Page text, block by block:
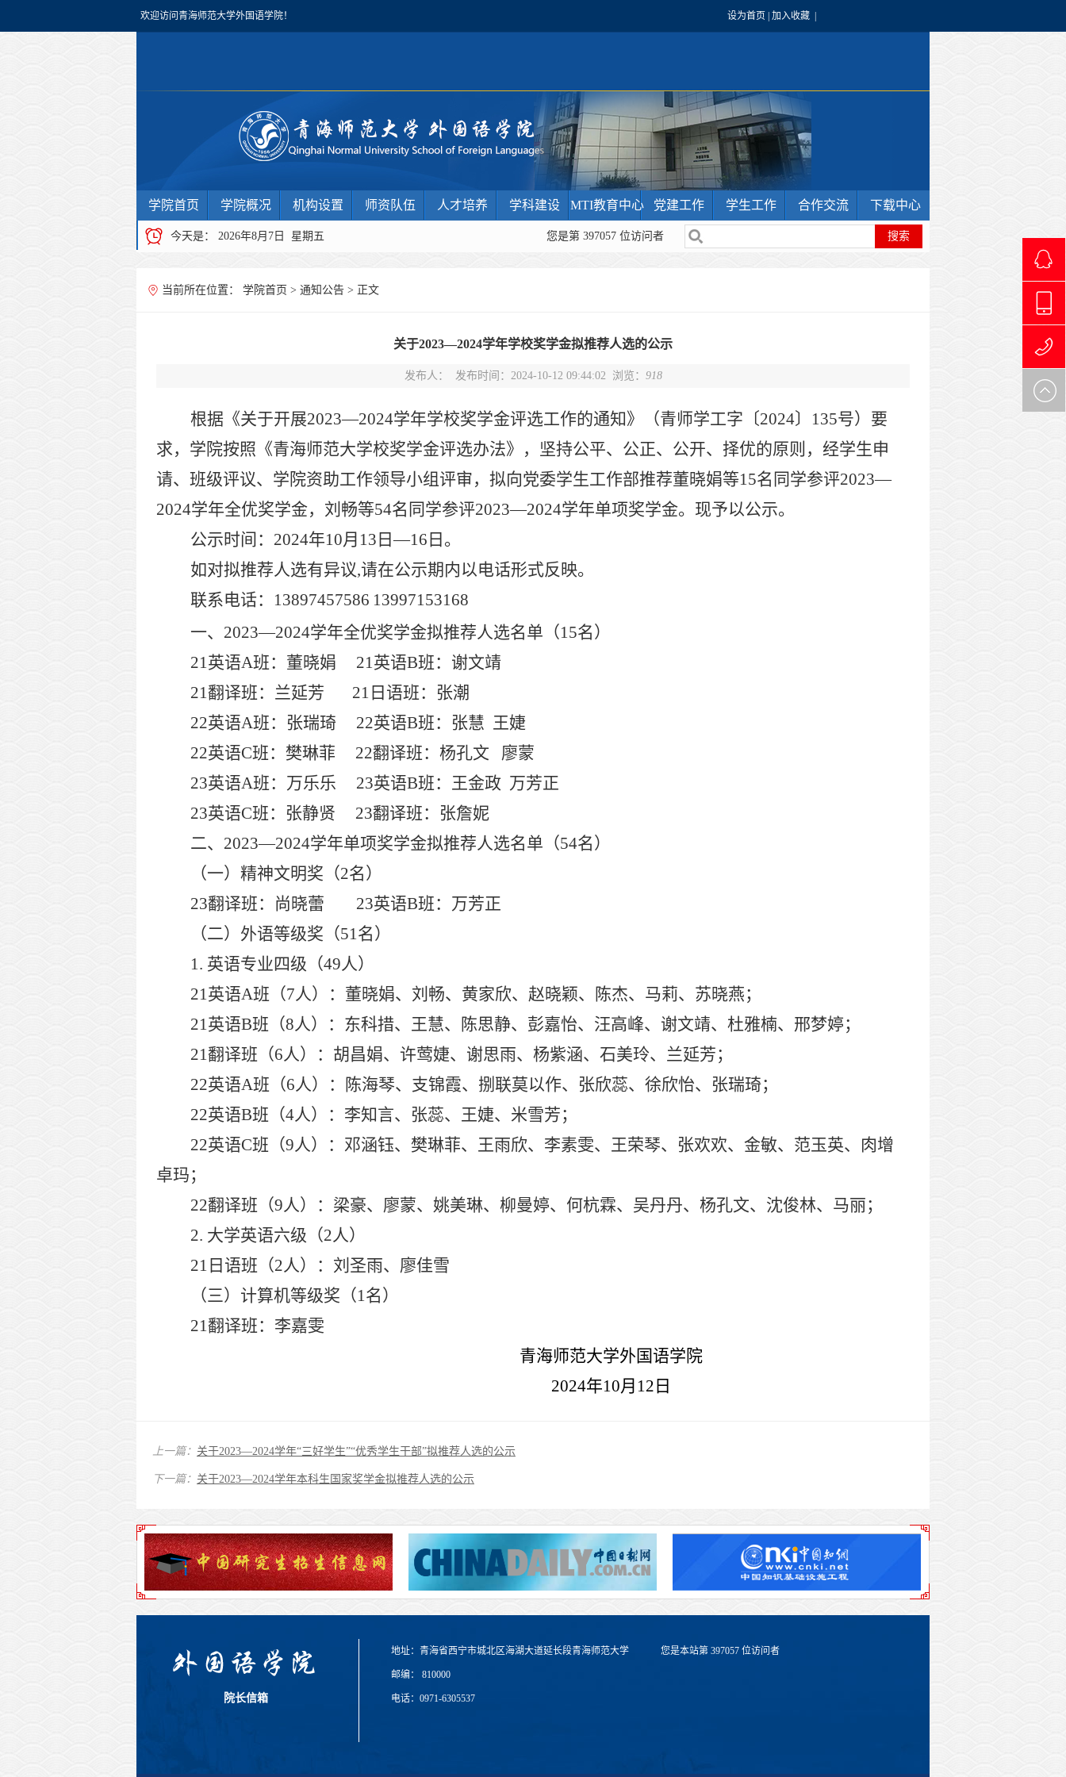
欢迎访问青海师范大学外国语学院！ 设为首页 加入收藏
学院首页 学院概况 机构设置 师资队伍 人才培养 学科建设 MTI教育中心 党建工作 学生工作 合作交流 下载中心
今天是： 2026年8月7日 星期五 您是第 397057 位访问者
当前所在位置： 学院首页 > 通知公告 > 正文
关于2023—2024学年学校奖学金拟推荐人选的公示
发布人： 发布时间：2024-10-12 09:44:02 浏览： 918
根据《关于开展2023—2024学年学校奖学金评选工作的通知》 （青师学工字〔2024〕 135号） 要
求，学院按照 《青海师范大学校奖学金评选办法》，坚持公平、公正、公开、择优的原则， 经学生申
请、 班级评议、学院资助工作领导小组评审， 拟向党委学生工作部推荐董晓娟等15名同学参评2023—
2024学年全优奖学金，刘畅等54名同学参评2023—2024学年单项奖学金。 现予以公示。
公示时间： 2024年10月 13 日—16 日。
如对拟推荐人选有异议,请在公示期内以电话形式反映。
联系电话： 13897457586 13997153168
一、 2023—2024学年全优奖学金拟推荐人选名单（15名）
21英语A班：董晓娟 21英语B班：谢文靖
21翻译班：兰延芳 21 日语班：张潮
22英语A班：张瑞琦 22英语B班：张慧 王婕
22英语C班：樊琳菲 22翻译班：杨孔文 廖蒙
23英语A班：万乐乐 23英语B班：王金政 万芳正
23英语C班：张静贤 23翻译班：张詹妮
二、 2023—2024学年单项奖学金拟推荐人选名单（54名）
（一）精神文明奖（2名）
23翻译班：尚晓蕾 23英语B班：万芳正
（二）外语等级奖（51名）
1. 英语专业四级（49人）
21英语A班（7人）：董晓娟、刘畅、黄家欣、赵晓颖、陈杰、马莉、苏晓燕；
21英语B班（8人）：东科措、王慧、陈思静、彭嘉怡、汪高峰、谢文靖、杜雅楠、邢梦婷；
21翻译班（6人）：胡昌娟、许莺婕、谢思雨、杨紫涵、石美玲、兰延芳；
22英语A班（6人）：陈海琴、支锦霞、捌联莫以作、张欣蕊、徐欣怡、张瑞琦；
22英语B班（4人）：李知言、张蕊、王婕、米雪芳；
22英语C班（9人）：邓涵钰、樊琳菲、王雨欣、李素雯、王荣琴、张欢欢、金敏、范玉英、肉增
卓玛；
22翻译班（9人）：梁豪、廖蒙、姚美琳、柳曼婷、何杭霖、吴丹丹、杨孔文、沈俊林、马丽；
2. 大学英语六级（2人）
21 日语班（2人）：刘圣雨、廖佳雪
（三）计算机等级奖（1名）
21翻译班：李嘉雯
青海师范大学外国语学院
2024年10月 12 日
上一篇： 关于2023—2024学年“三好学生”“优秀学生干部”拟推荐人选的公示
下一篇： 关于2023—2024学年本科生国家奖学金拟推荐人选的公示
0971-
院长信箱
地址：青海省西宁市城北区海湖大道延长段青海师范大学
邮编： 810000
电话：0971-6305537
您是本站第 397057 位访问者